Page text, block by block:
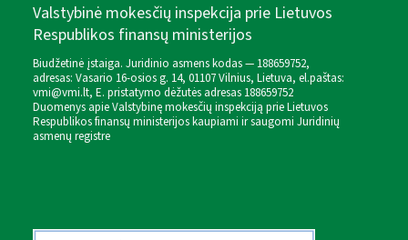
Valstybinė mokesčių inspekcija prie Lietuvos
Respublikos finansų ministerijos
Biudžetinė įstaiga. Juridinio asmens kodas — 188659752,
adresas: Vasario 16-osios g. 14, 01107 Vilnius, Lietuva, el.paštas:
vmi@vmi.lt, E. pristatymo dėžutės adresas 188659752
Duomenys apie Valstybinę mokesčių inspekciją prie Lietuvos
Respublikos finansų ministerijos kaupiami ir saugomi Juridinių
asmenų registre